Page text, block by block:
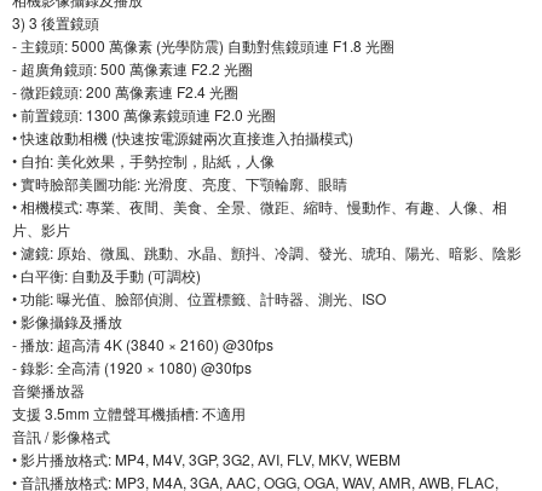
3) 3 後置鏡頭
‐ 主鏡頭: 5000 萬像素 (光學防震) 自動對焦鏡頭連 F1.8 光圈
‐ 超廣角鏡頭: 500 萬像素連 F2.2 光圈
‐ 微距鏡頭: 200 萬像素連 F2.4 光圈
• 前置鏡頭: 1300 萬像素鏡頭連 F2.0 光圈
• 快速啟動相機 (快速按電源鍵兩次直接進入拍攝模式)
• 自拍: 美化效果，手勢控制，貼紙，人像
• 實時臉部美圖功能: 光滑度、亮度、下顎輪廓、眼睛
• 相機模式: 專業、夜間、美食、全景、微距、縮時、慢動作、有趣、人像、相
片、影片
• 濾鏡: 原始、微風、跳動、水晶、顫抖、冷調、發光、琥珀、陽光、暗影、陰影
• 白平衡: 自動及手動 (可調校)
• 功能: 曝光值、臉部偵測、位置標籤、計時器、測光、ISO
• 影像攝錄及播放
‐ 播放: 超高清 4K (3840 × 2160) @30fps
‐ 錄影: 全高清 (1920 × 1080) @30fps
音樂播放器
支援 3.5mm 立體聲耳機插槽: 不適用
音訊 / 影像格式
• 影片播放格式: MP4, M4V, 3GP, 3G2, AVI, FLV, MKV, WEBM
• 音訊播放格式: MP3, M4A, 3GA, AAC, OGG, OGA, WAV, AMR, AWB, FLAC,